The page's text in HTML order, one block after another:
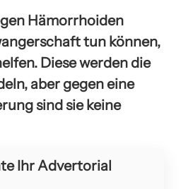
Hämorrhoiden
tun können,
Diese werden die
aber gegen eine
sind sie keine
Ihr Advertorial